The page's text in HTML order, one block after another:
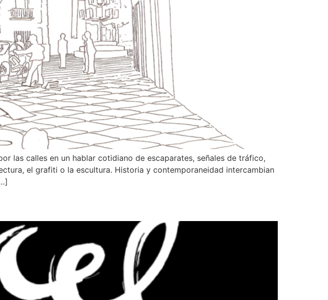
las calles en un hablar cotidiano de escaparates, señales de tráfico,
el grafiti o la escultura. Historia y contemporaneidad intercambian